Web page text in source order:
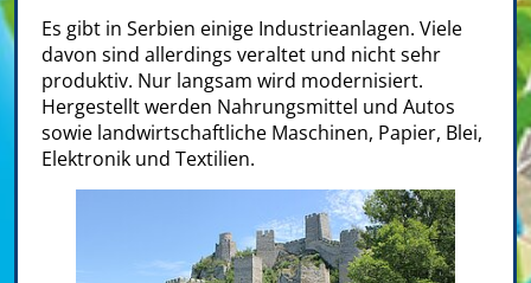
Es gibt in Serbien einige Industrieanlagen. Viele
davon sind allerdings veraltet und nicht sehr
produktiv. Nur langsam wird modernisiert.
Hergestellt werden Nahrungsmittel und Autos
sowie landwirtschaftliche Maschinen, Papier, Blei,
Elektronik und Textilien.